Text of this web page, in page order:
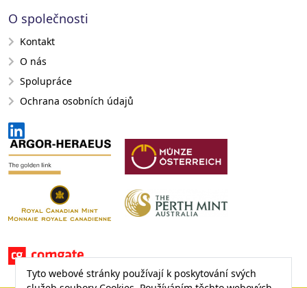
Tyto webové stránky používají k poskytování svých
O společnosti
Kontakt
O nás
Spolupráce
Ochrana osobních údajů